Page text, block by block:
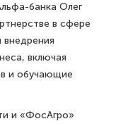
банка Олег
в сфере
внедрения
включая
и обучающие
и «ФосАгро»